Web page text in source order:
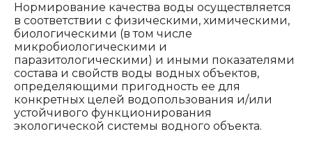
Нормирование качества воды осуществляется
в соответствии с физическими, химическими,
биологическими (в том числе
микробиологическими и
паразитологическими) и иными показателями
состава и свойств воды водных объектов,
определяющими пригодность ее для
конкретных целей водопользования и/или
устойчивого функционирования
экологической системы водного объекта.